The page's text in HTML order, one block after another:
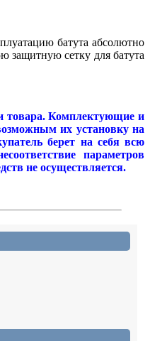
тацию батута абсолютно
защитную сетку для батута
товара. Комплектующие и
их установку на
берет на себя всю
параметров
не осуществляется.